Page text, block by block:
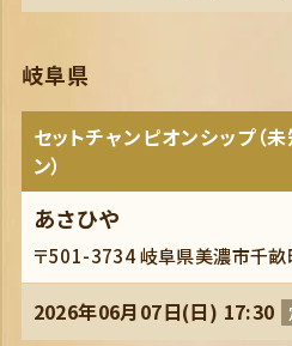
岐阜県
セットチャンピオンシップ（
ン）
あさひや
〒501-3734 岐阜県美濃市千
2026年06月07日(日) 17:30